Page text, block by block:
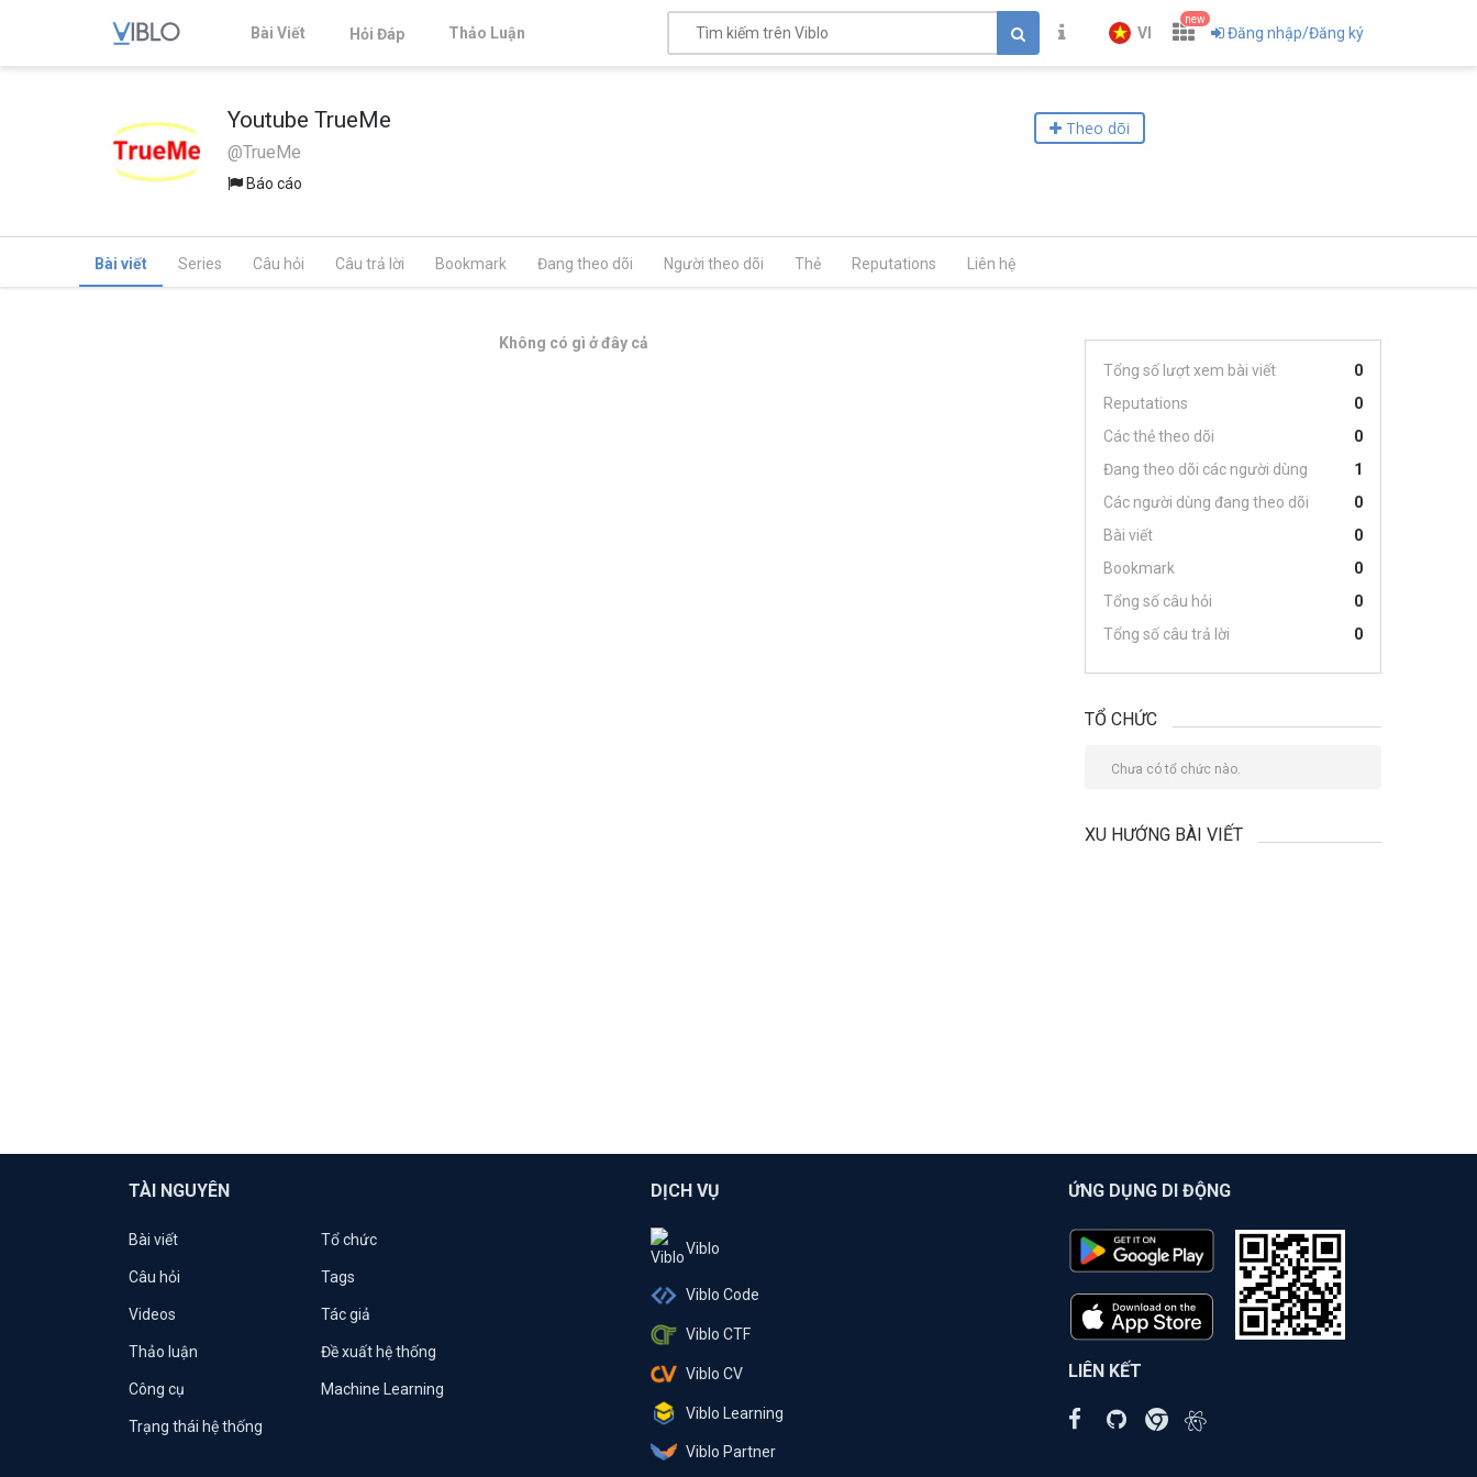
Bài Viết Hỏi Đáp Thảo Luận VI
new
Đăng nhập/Đăng ký
Youtube TrueMe
@TrueMe
Báo cáo
Theo dõi
Bài viết Series Câu hỏi Câu trả lời Bookmark Đang theo dõi Người theo dõi Thẻ Reputations Liên hệ
Không có gì ở đây cả
Tổng số lượt xem bài viết
0
Reputations
0
Các thẻ theo dõi
0
Đang theo dõi các người dùng
1
Các người dùng đang theo dõi
0
Bài viết
0
Bookmark
0
Tổng số câu hỏi
0
Tổng số câu trả lời
0
TỔ CHỨC
Chưa có tổ chức nào.
XU HƯỚNG BÀI VIẾT
TÀI NGUYÊN
Bài viết Tổ chức
Câu hỏi Tags
Videos Tác giả
Thảo luận Đề xuất hệ thống
Công cụ Machine Learning
Trạng thái hệ thống
DỊCH VỤ
Viblo
Viblo Code
Viblo CTF
Viblo CV
Viblo Learning
Viblo Partner
ỨNG DỤNG DI ĐỘNG
LIÊN KẾT